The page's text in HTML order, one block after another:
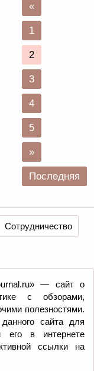
«
1
2
3
4
5
»
Последняя
Сотрудничество
— сайт о
с обзорами,
полезностями.
сайта для
его в интернете
ссылки на